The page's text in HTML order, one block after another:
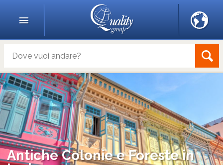
Antiche Colonie e Foreste in